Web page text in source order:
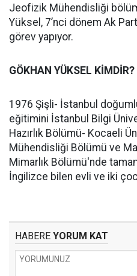
Jeofizik Mühendisliği
Yüksel, 7’nci dönem Ak
görev yapıyor.
GÖKHAN YÜKSEL KİMDİR?
1976 Şişli- İstanbul
eğitimini İstanbul Bilgi
Hazırlık Bölümü- Kocaeli
Mühendisliği Bölümü ve
Mimarlık Bölümü'nde
İngilizce bilen evli ve iki
HABERE YORUM KAT